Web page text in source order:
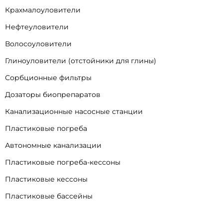
Крахмалоуловители
Нефтеуловители
Волосоуловители
Глиноуловители (отстойники для глины)
Сорбционные фильтры
Дозаторы биопрепаратов
Канализационные насосные станции
Пластиковые погреба
Автономные канализации
Пластиковые погреба-кессоны
Пластиковые кессоны
Пластиковые бассейны